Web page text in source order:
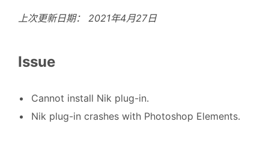
上次更新日期： 2021年4月27日
Issue
Cannot install Nik plug-in.
Nik plug-in crashes with Photoshop Elements.